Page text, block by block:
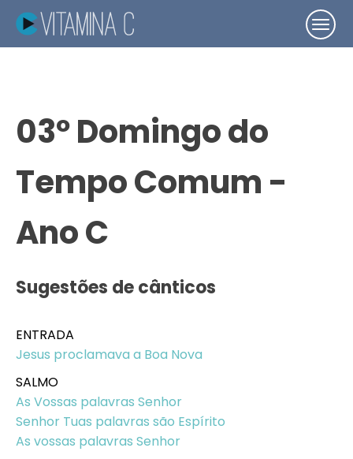
03º Domingo do
Tempo Comum -
Ano C
Sugestões de cânticos
ENTRADA
Jesus proclamava a Boa Nova
SALMO
As Vossas palavras Senhor
Senhor Tuas palavras são Espírito
As vossas palavras Senhor